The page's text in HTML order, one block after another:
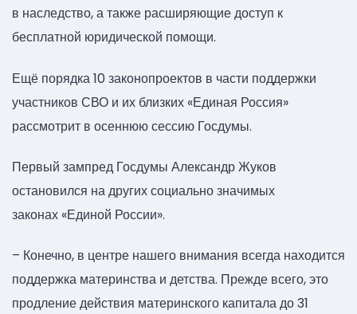
в наследство, а также расширяющие доступ к
бесплатной юридической помощи.
Ещё порядка 10 законопроектов в части поддержки
участников СВО и их близких «Единая Россия»
рассмотрит в осеннюю сессию Госдумы.
Первый зампред Госдумы Александр Жуков
остановился на других социально значимых
законах «Единой России».
– Конечно, в центре нашего внимания всегда находится
поддержка материнства и детства. Прежде всего, это
продление действия материнского капитала до 31